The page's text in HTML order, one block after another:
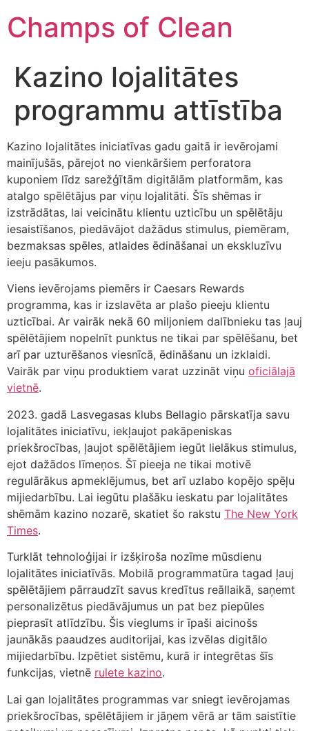
Champs of Clean
Kazino lojalitātes
programmu attīstība
Kazino lojalitātes iniciatīvas gadu gaitā ir ievērojami
mainījušās, pārejot no vienkāršiem perforatora
kuponiem līdz sarežģītām digitālām platformām, kas
atalgo spēlētājus par viņu lojalitāti. Šīs shēmas ir
izstrādātas, lai veicinātu klientu uzticību un spēlētāju
iesaistīšanos, piedāvājot dažādus stimulus, piemēram,
bezmaksas spēles, atlaides ēdināšanai un ekskluzīvu
ieeju pasākumos.
Viens ievērojams piemērs ir Caesars Rewards
programma, kas ir izslavēta ar plašo pieeju klientu
uzticībai. Ar vairāk nekā 60 miljoniem dalībnieku tas ļauj
spēlētājiem nopelnīt punktus ne tikai par spēlēšanu, bet
arī par uzturēšanos viesnīcā, ēdināšanu un izklaidi.
Vairāk par viņu produktiem varat uzzināt viņu oficiālajā
vietnē.
2023. gadā Lasvegasas klubs Bellagio pārskatīja savu
lojalitātes iniciatīvu, iekļaujot pakāpeniskas
priekšrocības, ļaujot spēlētājiem iegūt lielākus stimulus,
ejot dažādos līmeņos. Šī pieeja ne tikai motivē
regulārākus apmeklējumus, bet arī uzlabo kopējo spēļu
mijiedarbību. Lai iegūtu plašāku ieskatu par lojalitātes
shēmām kazino nozarē, skatiet šo rakstu The New York
Times.
Turklāt tehnoloģijai ir izšķiroša nozīme mūsdienu
lojalitātes iniciatīvās. Mobilā programmatūra tagad ļauj
spēlētājiem pārraudzīt savus kredītus reāllaikā, saņemt
personalizētus piedāvājumus un pat bez piepūles
pieprasīt atlīdzību. Šis vieglums ir īpaši aicinošs
jaunākās paaudzes auditorijai, kas izvēlas digitālo
mijiedarbību. Izpētiet sistēmu, kurā ir integrētas šīs
funkcijas, vietnē rulete kazino.
Lai gan lojalitātes programmas var sniegt ievērojamas
priekšrocības, spēlētājiem ir jāņem vērā ar tām saistītie